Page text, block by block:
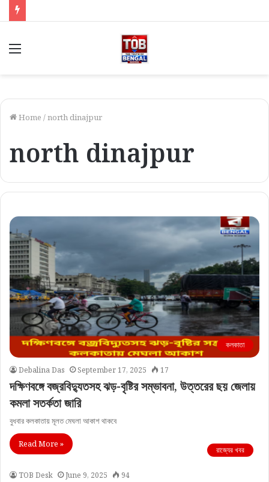
Menu
Home /north dinajpur
north dinajpur
কলকাতা
Debalina Das September 17, 2025 17
দক্ষিণবঙ্গে বজ্রবিদ্যুতসহ ঝড়-বৃষ্টির সম্ভাবনা, উত্তরের ছয় জেলায়
কমলা সতর্কতা জারি
বুধবার কলকাতায় মূলত মেঘলা আকাশ থাকবে
Read More »
রাজ্যের খবর
TOB Desk June 9, 2025 94